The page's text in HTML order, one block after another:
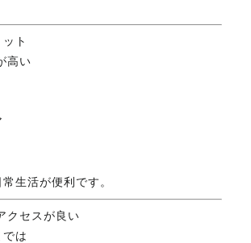
ト
高い
生活が便利です。
クセスが良い
は